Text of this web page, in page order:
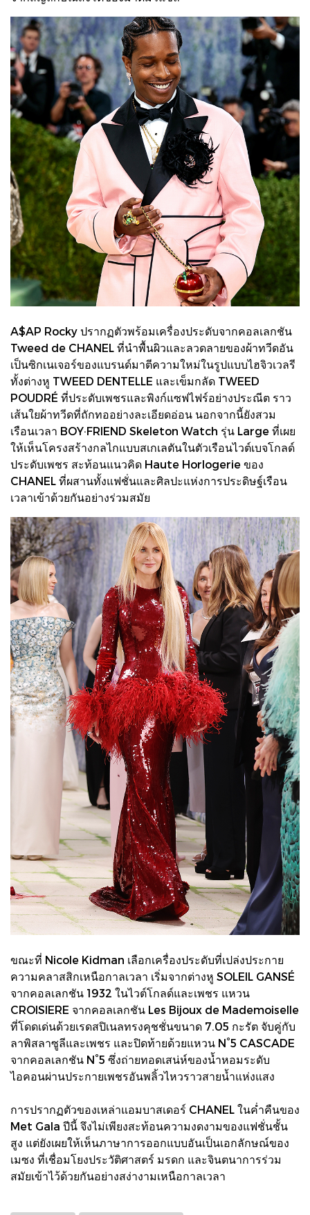
A$AP Rocky ปรากฏตัวพร้อมเครื่องประดับจากคอลเลกชัน
Tweed de CHANEL ที่นำพื้นผิวและลวดลายของผ้าทวีดอัน
เป็นซิกเนเจอร์ของแบรนด์มาตีความใหม่ในรูปแบบไฮจิวเวลรี
ทั้งต่างหู TWEED DENTELLE และเข็มกลัด TWEED
POUDRÉ ที่ประดับเพชรและพิงก์แซฟไฟร์อย่างประณีต ราว
เส้นใยผ้าทวีดที่ถักทออย่างละเอียดอ่อน นอกจากนี้ยังสวม
เรือนเวลา BOY·FRIEND Skeleton Watch รุ่น Large ที่เผย
ให้เห็นโครงสร้างกลไกแบบสเกเลตันในตัวเรือนไวต์เบจโกลด์
ประดับเพชร สะท้อนแนวคิด Haute Horlogerie ของ
CHANEL ที่ผสานทั้งแฟชั่นและศิลปะแห่งการประดิษฐ์เรือน
เวลาเข้าด้วยกันอย่างร่วมสมัย
ขณะที่ Nicole Kidman เลือกเครื่องประดับที่เปล่งประกาย
ความคลาสสิกเหนือกาลเวลา เริ่มจากต่างหู SOLEIL GANSÉ
จากคอลเลกชัน 1932 ในไวต์โกลด์และเพชร แหวน
CROISIERE จากคอลเลกชัน Les Bijoux de Mademoiselle
ที่โดดเด่นด้วยเรดสปิเนลทรงคุชชั่นขนาด 7.05 กะรัต จับคู่กับ
ลาพิสลาซูลีและเพชร และปิดท้ายด้วยแหวน N°5 CASCADE
จากคอลเลกชัน N°5 ซึ่งถ่ายทอดเสน่ห์ของน้ำหอมระดับ
ไอคอนผ่านประกายเพชรอันพลิ้วไหวราวสายน้ำแห่งแสง
การปรากฏตัวของเหล่าแอมบาสเดอร์ CHANEL ในค่ำคืนของ
Met Gala ปีนี้ จึงไม่เพียงสะท้อนความงดงามของแฟชั่นชั้น
สูง แต่ยังเผยให้เห็นภาษาการออกแบบอันเป็นเอกลักษณ์ของ
เมซง ที่เชื่อมโยงประวัติศาสตร์ มรดก และจินตนาการร่วม
สมัยเข้าไว้ด้วยกันอย่างสง่างามเหนือกาลเวลา